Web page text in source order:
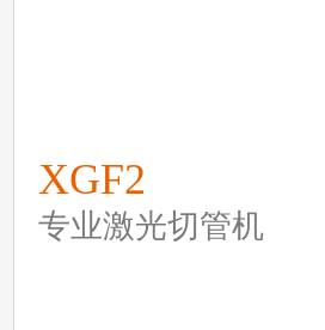
XGF2
专业激光切管机